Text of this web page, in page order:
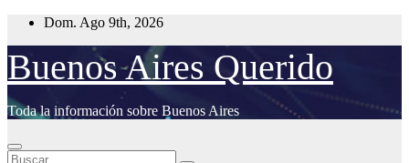
Saltar
contenido
Dom. Ago 9th, 2026
Buenos Aires Querido
Toda la información sobre Buenos Aires